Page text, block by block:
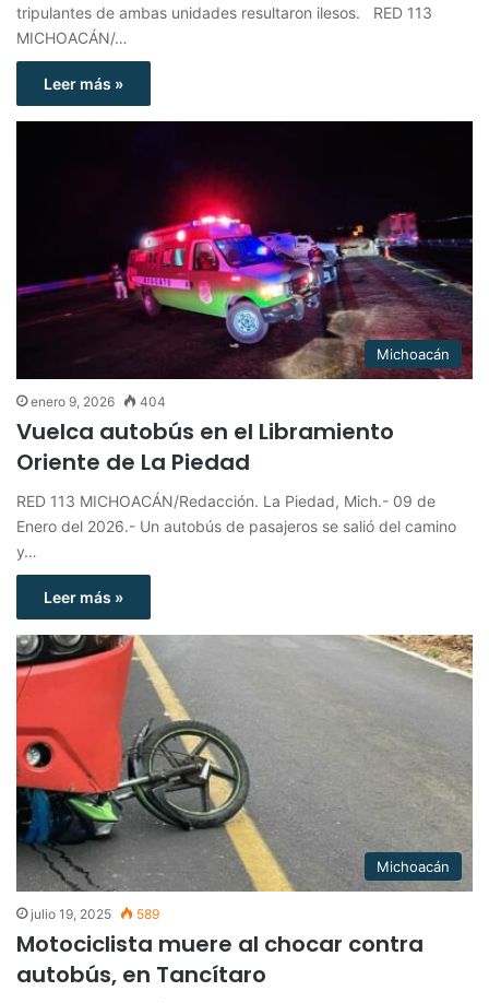
tripulantes de ambas unidades resultaron ilesos. RED 113
MICHOACÁN/…
Leer más »
Michoacán
enero 9, 2026 404
Vuelca autobús en el Libramiento
Oriente de La Piedad
RED 113 MICHOACÁN/Redacción. La Piedad, Mich.- 09 de
Enero del 2026.- Un autobús de pasajeros se salió del camino
y…
Leer más »
Michoacán
julio 19, 2025 589
Motociclista muere al chocar contra
autobús, en Tancítaro